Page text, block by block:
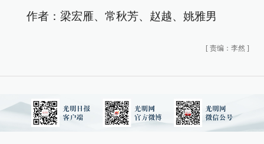
作者：梁宏雁、常秋芳、赵越、姚雅男
[ 责编：李然 ]